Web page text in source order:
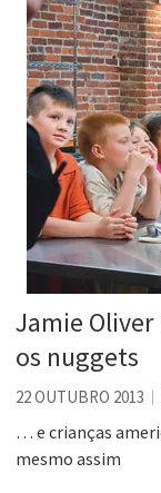
Os causos de
Voto obrigatório
Se queres salvar
Jamie
os nuggets
22 OUTUBRO 2013
… e crianças
mesmo assim